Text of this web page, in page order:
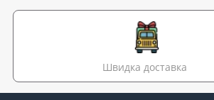
Швидка доставка